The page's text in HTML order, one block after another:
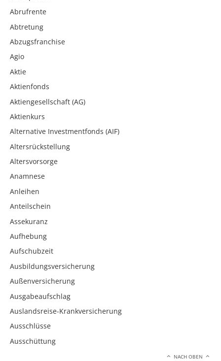
Abrufrente
Abtretung
Abzugsfranchise
Agio
Aktie
Aktienfonds
Aktiengesellschaft (AG)
Aktienkurs
Alternative Investmentfonds (AIF)
Altersrückstellung
Altersvorsorge
Anamnese
Anleihen
Anteilschein
Assekuranz
Aufhebung
Aufschubzeit
Ausbildungsversicherung
Außenversicherung
Ausgabeaufschlag
Auslandsreise-Krankversicherung
Ausschlüsse
Ausschüttung
NACH OBEN